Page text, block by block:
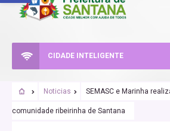
CIDADE INTELIGENTE
Noticias SEMASC e Marinha
comunidade ribeirinha de Santana